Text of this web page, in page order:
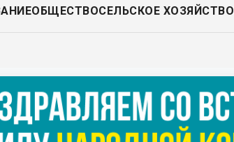
ОБЩЕСТВОСЕЛЬСКОЕ ХОЗЯЙСТВО